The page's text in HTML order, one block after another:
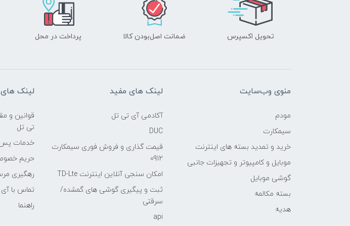
تحویل اکسپرس ضمانت اصل‌بودن کالا پرداخت در محل
منوی وب‌سایت
مودم
سیمکارت
خرید و تمدید بسته های اینترنت
موبایل و کامپیوتر و تجهیزات جانبی
گوشی موبایل
بسته مکالمه
هدیه
لینک های مفید
آکادمی آی تی تل
DUC
قیمت گذاری و فروش فوری سیمکارت
0912
امکان سنجی آنلاین اینترنت TD-Lte
ثبت و پیگیری گوشی های گمشده/
سرقتی
api
لینک های
قوانین و
تی تل
خدمات پس
حریم
رهگیری
تماس با
راهنما